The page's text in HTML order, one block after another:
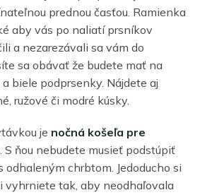
prednou časťou. Ramienka
aby vás po naliatí prsníkov
a nezarezávali sa vám do
sa obávať že budete mať na
biele podprsenky. Nájdete aj
ružové či modré kúsky.
je nočná košeľa pre
. S ňou nebudete musieť podstúpiť
odhaleným chrbtom. Jedoducho si
vyhrniete tak, aby neodhaľovala